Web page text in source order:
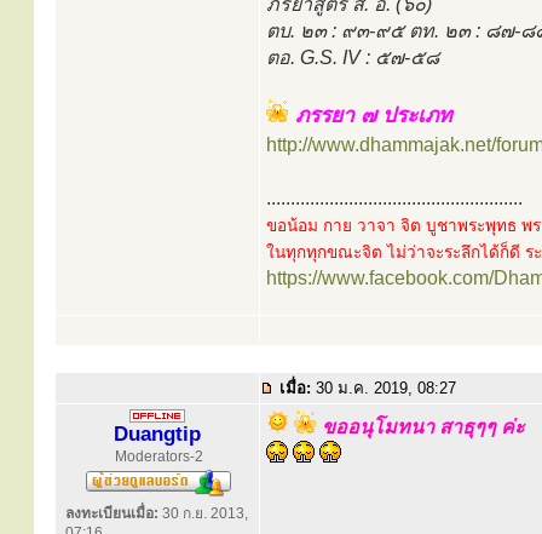
ภริยาสูตร ส. อํ. (๖๐)
ตบ. ๒๓ : ๙๓-๙๕ ตท. ๒๓ : ๘๗-๘
ตอ. G.S. IV : ๕๗-๕๘
ภรรยา ๗ ประเภท
http://www.dhammajak.net/
.....................................................
ขอน้อม กาย วาจา จิต บูชาพระพุทธ พ
ในทุกทุกขณะจิต ไม่ว่าจะระลึกได้ก็ดี
https://www.facebook.com/
เมื่อ: 30 ม.ค. 2019, 08:27
Duangtip
Moderators-2
ลงทะเบียนเมื่อ: 30 ก.ย. 2013,
ขออนุโมทนา สาธุๆๆ ค่ะ